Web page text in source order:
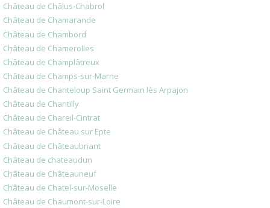
Château de Châlus-Chabrol
Château de Chamarande
Château de Chambord
Château de Chamerolles
Château de Champlâtreux
Château de Champs-sur-Marne
Château de Chanteloup Saint Germain lès Arpajon
Château de Chantilly
Château de Chareil-Cintrat
Château de Château sur Epte
Château de Châteaubriant
Château de chateaudun
Château de Châteauneuf
Château de Chatel-sur-Moselle
Château de Chaumont-sur-Loire